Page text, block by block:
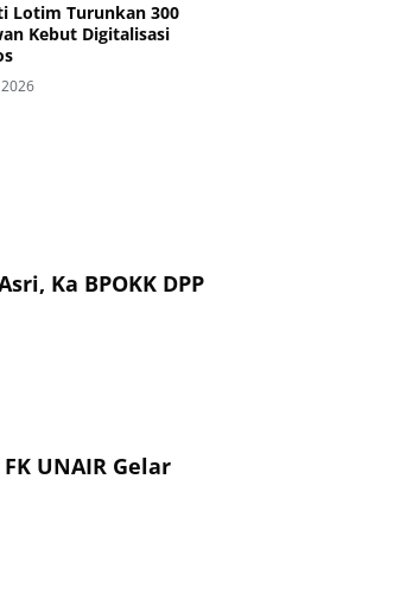
Lotim Turunkan 300
Kebut Digitalisasi
Ka BPOKK DPP
UNAIR Gelar